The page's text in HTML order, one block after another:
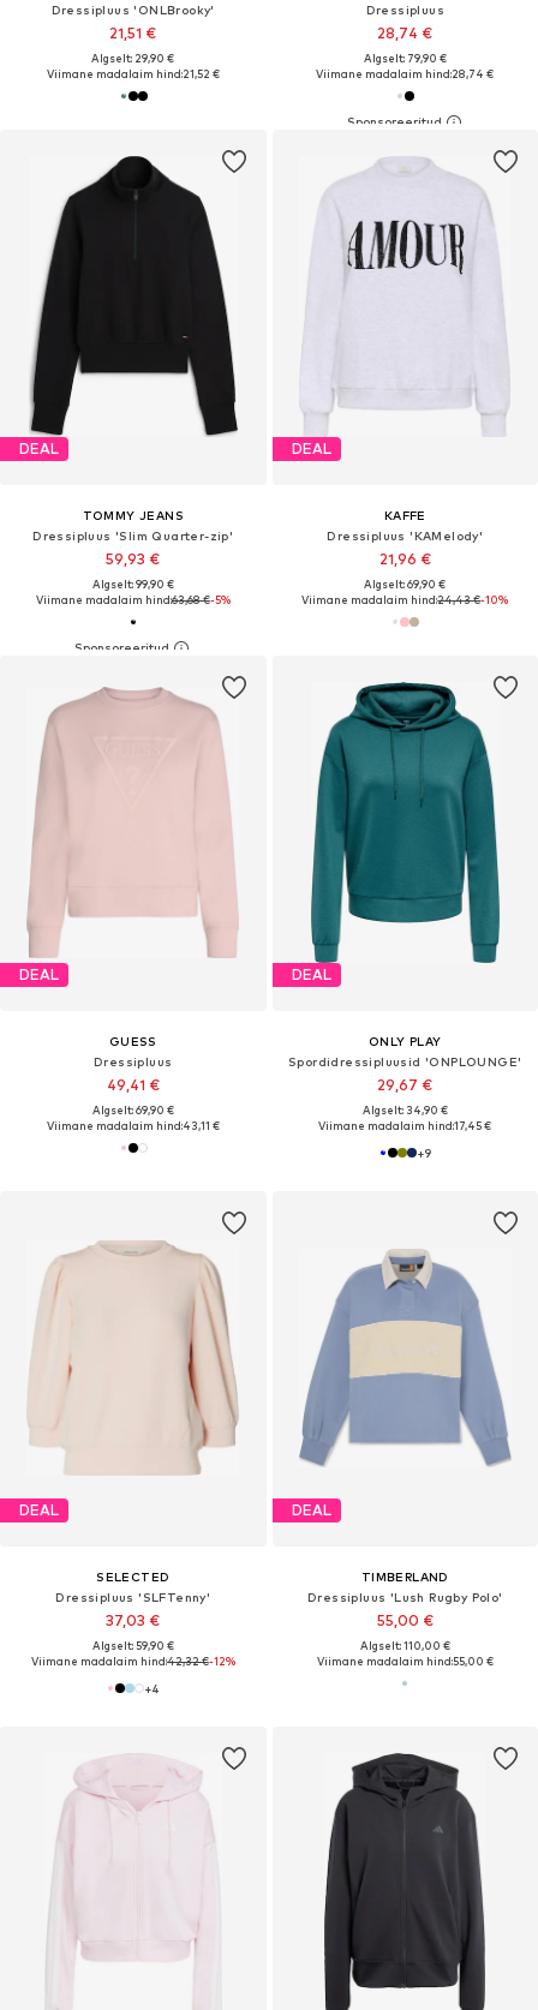
Dressipluus 'ONLBrooky'
21,51 €
Algselt: 29,90 €
Viimane madalaim hind:21,52 €
Dressipluus
28,74 €
Algselt: 79,90 €
Viimane madalaim hind:28,74 €
DEAL
TOMMY JEANS
Dressipluus 'Slim Quarter-zip'
59,93 €
Algselt: 99,90 €
Viimane madalaim hind:63,68 €-5%
DEAL
KAFFE
Dressipluus 'KAMelody'
21,96 €
Algselt: 69,90 €
Viimane madalaim hind:24,43 €-10%
DEAL
GUESS
Dressipluus
49,41 €
Algselt: 69,90 €
Viimane madalaim hind:43,11 €
DEAL
ONLY PLAY
Spordidressipluusid 'ONPLOUNGE'
29,67 €
Algselt: 34,90 €
Viimane madalaim hind:17,45 €
+9
DEAL
SELECTED
Dressipluus 'SLFTenny'
37,03 €
Algselt: 59,90 €
Viimane madalaim hind:42,32 €-12%
+4
DEAL
TIMBERLAND
Dressipluus 'Lush Rugby Polo'
55,00 €
Algselt: 110,00 €
Viimane madalaim hind:55,00 €